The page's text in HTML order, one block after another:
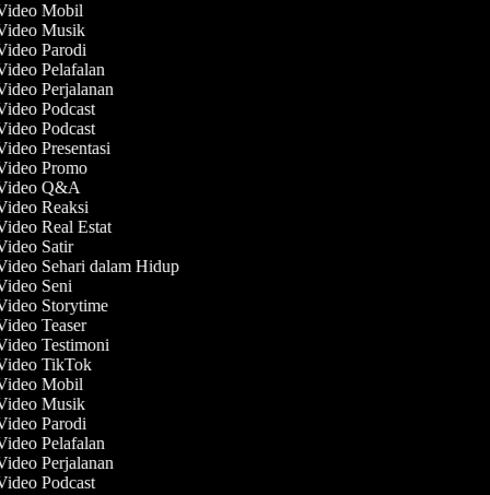
Mobil
Musik
Parodi
Pelafalan
Perjalanan
Podcast
Podcast
Presentasi
Promo
Q&A
Reaksi
Real Estat
Satir
Sehari dalam Hidup
Seni
Storytime
Teaser
Testimoni
TikTok
Mobil
Musik
Parodi
Pelafalan
Perjalanan
Podcast